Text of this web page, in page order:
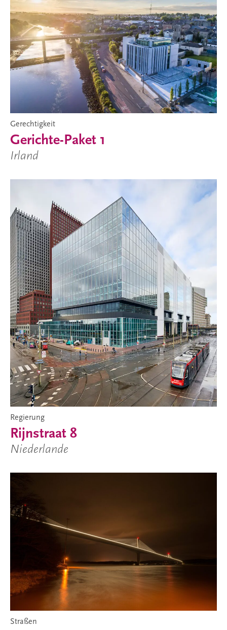
Gerechtigkeit
Gerichte-Paket 1
Irland
Regierung
Rijnstraat 8
Niederlande
Straßen